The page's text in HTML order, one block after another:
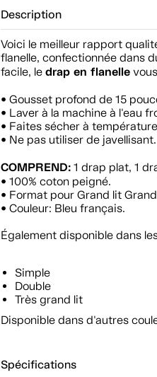
Description
Voici le meilleur rapport
flanelle, confectionnée dans
facile, ledrap en flanelle
• Gousset profond de 15
• Laver à la machine à l'eau
• Faites sécher à
• Ne pas utiliser de javellisant.
COMPREND: 1 drap plat, 1
• 100% coton peigné.
• Format pour Grand lit
• Couleur: Bleu français.
Également disponible dans
Simple
Double
Très grand lit
Disponible dans d'autres
Spécifications